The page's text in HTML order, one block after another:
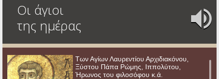
Οι άγιοι
της ημέρας
Των Αγίων Λαυρεντίου Αρχιδιακόνου,
Ξύστου Πάπα Ρώμης, Ιππολύτου,
Ήρωνος του φιλοσόφου κ.ά.